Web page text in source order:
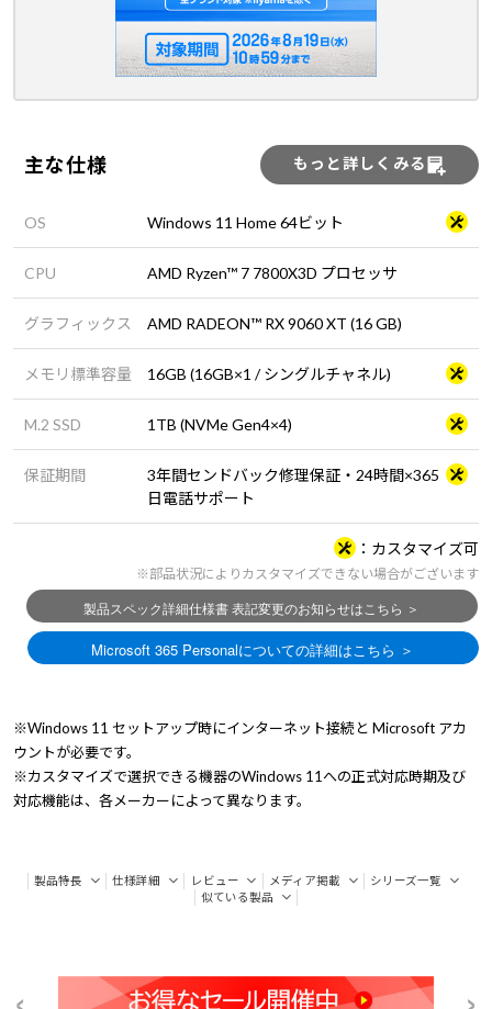
主な仕様 もっと詳しくみる
OS Windows 11 Home 64ビット
CPU AMD Ryzen™ 7 7800X3D プロセッサ
グラフィックス AMD RADEON™ RX 9060 XT (16 GB)
メモリ標準容量 16GB (16GB×1 / シングルチャネル)
M.2 SSD 1TB (NVMe Gen4×4)
保証期間
3年間センドバック修理保証・24時間×365
日電話サポート
カスタマイズ可
※部品状況によりカスタマイズできない場合がございます
※Windows 11 セットアップ時にインターネット接続と Microsoft アカ
ウントが必要です。
※カスタマイズで選択できる機器のWindows 11への正式対応時期及び
対応機能は、各メーカーによって異なります。
製品特長 仕様詳細 レビュー メディア掲載
シリーズ一覧
似ている製品